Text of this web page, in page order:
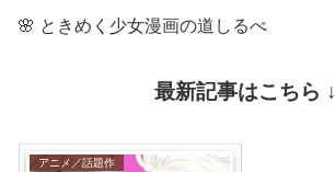
🌸 ときめく少女漫画の道しるべ
最新記事はこちら ↓
アニメ／話題作